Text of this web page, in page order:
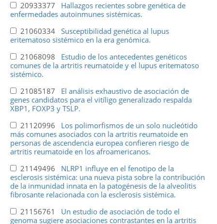
20933377 Hallazgos recientes sobre genética de
enfermedades autoinmunes sistémicas.
21060334 Susceptibilidad genética al lupus
eritematoso sistémico en la era genómica.
21068098 Estudio de los antecedentes genéticos
comunes de la artritis reumatoide y el lupus eritematoso
sistémico.
21085187 El análisis exhaustivo de asociación de
genes candidatos para el vitíligo generalizado respalda
XBP1, FOXP3 y TSLP.
21120996 Los polimorfismos de un solo nucleótido
más comunes asociados con la artritis reumatoide en
personas de ascendencia europea confieren riesgo de
artritis reumatoide en los afroamericanos.
21149496 NLRP1 influye en el fenotipo de la
esclerosis sistémica: una nueva pista sobre la contribución
de la inmunidad innata en la patogénesis de la alveolitis
fibrosante relacionada con la esclerosis sistémica.
21156761 Un estudio de asociación de todo el
genoma sugiere asociaciones contrastantes en la artritis